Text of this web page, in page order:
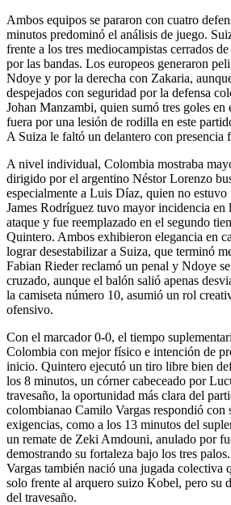
Ambos equipos se pararon con cuatro
minutos predominó el análisis de juego.
frente a los tres mediocampistas cerrados
por las bandas. Los europeos generaron
Ndoye y por la derecha con Zakaria,
despejados con seguridad por la defensa
Johan Manzambi, quien sumó tres goles
fuera por una lesión de rodilla en este
A Suiza le faltó un delantero con presencia
A nivel individual, Colombia mostraba
dirigido por el argentino Néstor Lorenzo
especialmente a Luis Díaz, quien no
James Rodríguez tuvo mayor incidencia en
ataque y fue reemplazado en el segundo
Quintero. Ambos exhibieron elegancia en
lograr desestabilizar a Suiza, que terminó
Fabian Rieder reclamó un penal y Ndoye
cruzado, aunque el balón salió apenas
la camiseta número 10, asumió un rol
ofensivo.
Con el marcador 0-0, el tiempo
Colombia con mejor físico e intención de
inicio. Quintero ejecutó un tiro libre bien
los 8 minutos, un córner cabeceado por
travesaño, la oportunidad más clara del
colombianao Camilo Vargas respondió con
exigencias, como a los 13 minutos del
un remate de Zeki Amdouni, anulado por
demostrando su fortaleza bajo los tres
Vargas también nació una jugada colectiva
solo frente al arquero suizo Kobel, pero su
del travesaño.